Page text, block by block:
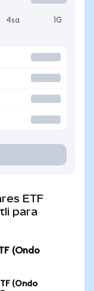
4sa 1G
ETF
para
(Ondo
(Ondo